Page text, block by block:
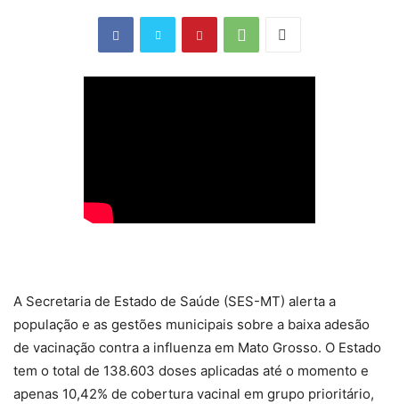
A Secretaria de Estado de Saúde (SES-MT) alerta a
população e as gestões municipais sobre a baixa adesão
de vacinação contra a influenza em Mato Grosso. O Estado
tem o total de 138.603 doses aplicadas até o momento e
apenas 10,42% de cobertura vacinal em grupo prioritário,